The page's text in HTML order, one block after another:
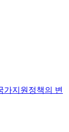
가지원정책의 변